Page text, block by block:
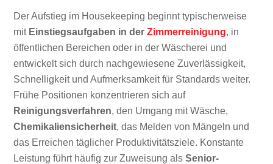
Der Aufstieg im Housekeeping beginnt typischerweise
mit Einstiegsaufgaben in derZimmerreinigung, in
öffentlichen Bereichen oder in der Wäscherei und
entwickelt sich durch nachgewiesene Zuverlässigkeit,
Schnelligkeit und Aufmerksamkeit für Standards weiter.
Frühe Positionen konzentrieren sich auf
Reinigungsverfahren, den Umgang mit Wäsche,
Chemikaliensicherheit, das Melden von Mängeln und
das Erreichen täglicher Produktivitätsziele. Konstante
Leistung führt häufig zur Zuweisung alsSenior-